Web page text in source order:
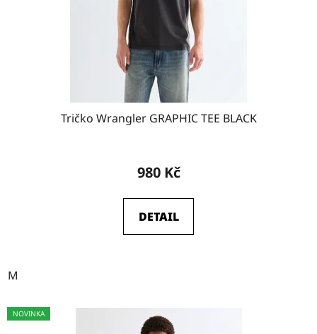
Tričko Wrangler GRAPHIC TEE BLACK
980 Kč
DETAIL
M
NOVINKA